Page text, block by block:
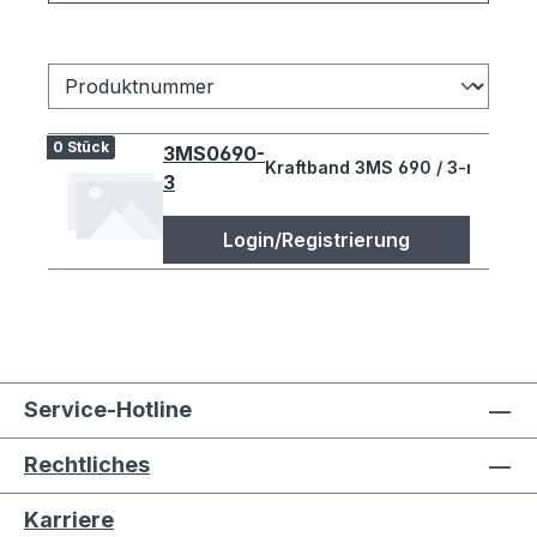
0 Stück
3MS0690-
3
Kraftband 3MS 690 / 3-rippig
Login/Registrierung
Service-Hotline
Rechtliches
Karriere